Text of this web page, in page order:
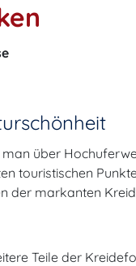
über
touristischen
der markanten
Teile der